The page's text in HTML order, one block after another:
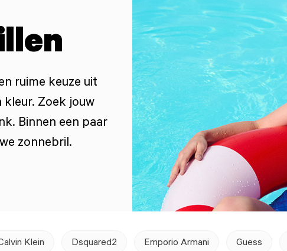
ruime keuze uit
Zoek jouw
Binnen een paar
zonnebril.
Klein Dsquared2 Emporio Armani Guess